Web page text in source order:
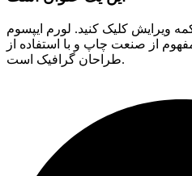
ویرایش کلیک کنید. لورم ایپسوم
از صنعت چاپ و با استفاده از
طراحان گرافیک است.